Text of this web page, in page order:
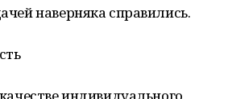
наверняка справились.